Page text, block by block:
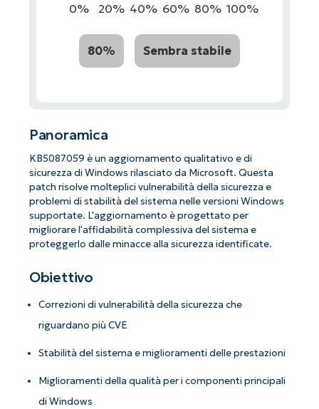
0% 20% 40% 60% 80% 100%
80% Sembra stabile
Panoramica
KB5087059 è un aggiornamento qualitativo e di
sicurezza di Windows rilasciato da Microsoft. Questa
patch risolve molteplici vulnerabilità della sicurezza e
problemi di stabilità del sistema nelle versioni Windows
supportate. L'aggiornamento è progettato per
migliorare l'affidabilità complessiva del sistema e
proteggerlo dalle minacce alla sicurezza identificate.
Obiettivo
Correzioni di vulnerabilità della sicurezza che
riguardano più CVE
Stabilità del sistema e miglioramenti delle prestazioni
Miglioramenti della qualità per i componenti principali
di Windows